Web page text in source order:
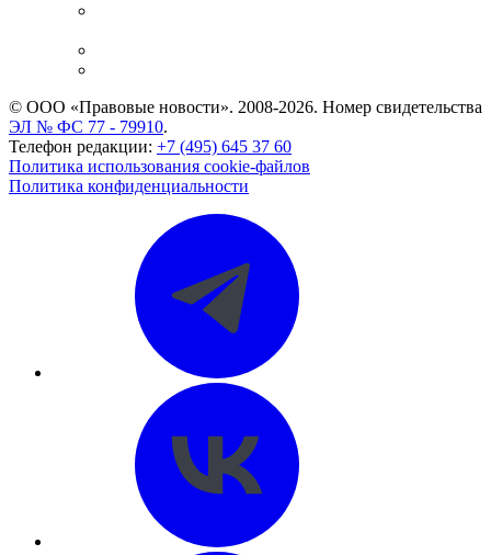
© ООО «Правовые новости». 2008-2026. Номер свидетельства
ЭЛ № ФС 77 - 79910.
Телефон редакции: +7 (495) 645 37 60
Политика использования cookie-файлов
Политика конфиденциальности